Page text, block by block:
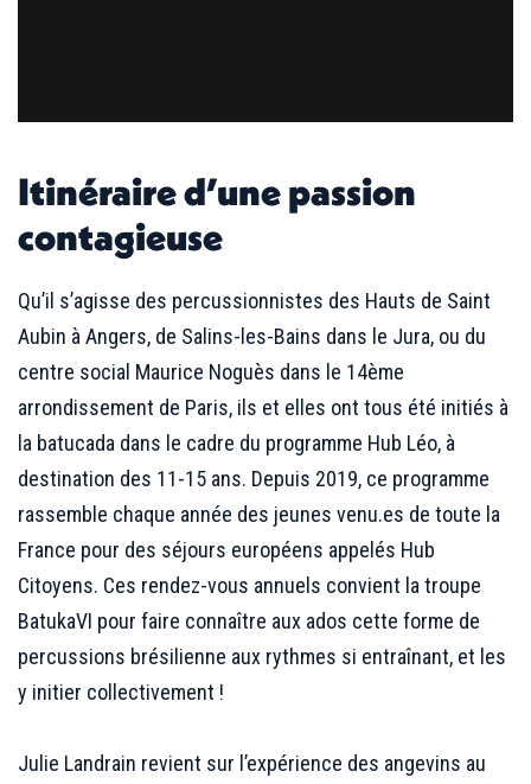
Itinéraire d’une passion
contagieuse
Qu’il s’agisse des percussionnistes des Hauts de Saint
Aubin à Angers, de Salins-les-Bains dans le Jura, ou du
centre social Maurice Noguès dans le 14ème
arrondissement de Paris, ils et elles ont tous été initiés à
la batucada dans le cadre du programme Hub Léo, à
destination des 11-15 ans. Depuis 2019, ce programme
rassemble chaque année des jeunes venu.es de toute la
France pour des séjours européens appelés Hub
Citoyens. Ces rendez-vous annuels convient la troupe
BatukaVI pour faire connaître aux ados cette forme de
percussions brésilienne aux rythmes si entraînant, et les
y initier collectivement !
Julie Landrain revient sur l’expérience des angevins au